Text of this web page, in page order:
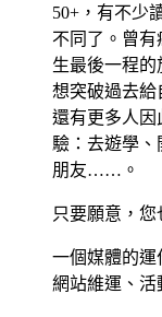
50+，有不少
不同了。曾有
生最後一程
想突破過去給
還有更多人因
驗：去遊學
朋友……。
只要願意，您
一個媒體的運
網站維運、活